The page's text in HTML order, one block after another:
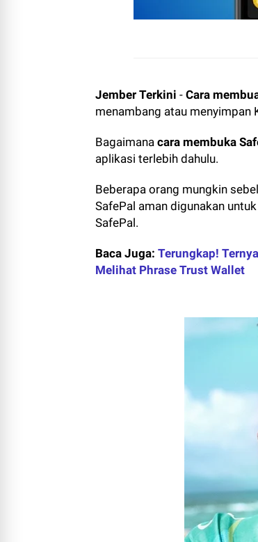
Jember Terkini - Cara
menambang atau menyimpan
Bagaimana cara membuka
aplikasi terlebih dahulu.
Beberapa orang mungkin
SafePal aman digunakan
SafePal.
Baca Juga: Terungkap!
Melihat Phrase Trust Wallet